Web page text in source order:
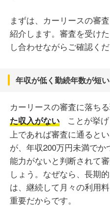
まずは、カーリースの審
紹介します。審査を受け
し合わせながらご確認くだ
年収が低く勤続年数が短い
カーリースの審査に落ちる
た収入がない
ことが挙
上であれば審査に通ると
が、年収200万円未満で
能力がないと判断されて
しょう。なぜなら、長期
は、継続して月々の利用
重要だからです。